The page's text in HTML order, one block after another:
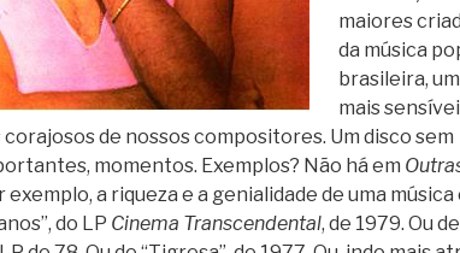
maiores
da música
brasileira,
mais
corajosos de nossos compositores. Um disco sem
momentos. Exemplos? Não há em
exemplo, a riqueza e a genialidade de uma música
do LP Cinema Transcendental, de 1979. Ou